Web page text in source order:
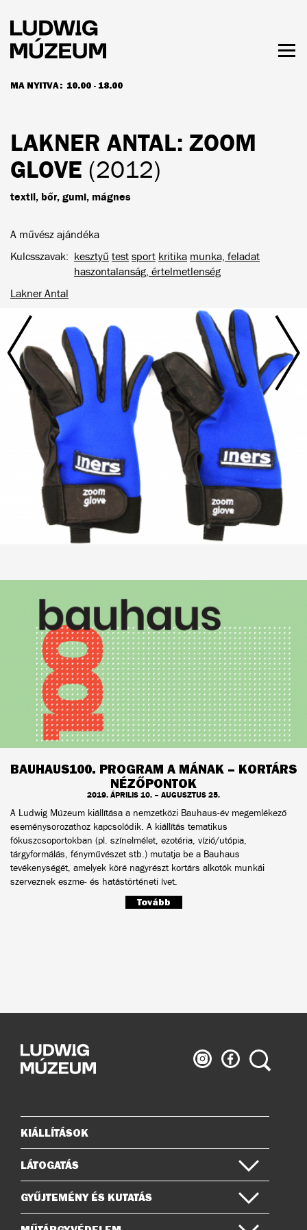
tartalomra
MA NYITVA: 10.00 - 18.00
NYITVATARTÁS ÉS JEGYÁRAK
LAKNER ANTAL: ZOOM
GLOVE (2012)
textil, bőr, gumi, mágnes
A művész ajándéka
Kulcsszavak
kesztyű test sport kritika munka, feladat
haszontalanság, értelmetlenség
Lakner Antal
BAUHAUS100. PROGRAM A MÁNAK – KORTÁRS
NÉZŐPONTOK
2019. ÁPRILIS 10. – AUGUSZTUS 25.
A Ludwig Múzeum kiállítása a nemzetközi Bauhaus-év megemlékező
eseménysorozathoz kapcsolódik. A kiállítás tematikus
fókuszcsoportokban (pl. színelmélet, ezotéria, vízió/utópia,
tárgyformálás, fényművészet stb.) mutatja be a Bauhaus
tevékenységét, amelyek köré nagyrészt kortárs alkotók munkái
szerveznek eszme- és hatástörténeti ívet.
Tovább
Ludwig
Múzeum
Ludwig
Múzeum
Keresés
Oldaltérkép
KIÁLLÍTÁSOK
LÁTOGATÁS
GYŰJTEMÉNY ÉS KUTATÁS